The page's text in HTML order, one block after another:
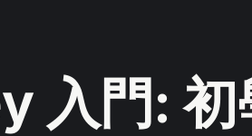
入門: 初